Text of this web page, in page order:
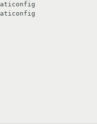
aticonfig
aticonfig